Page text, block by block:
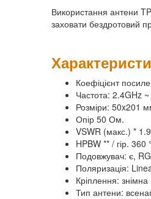
Використання антени
заховати бездротовий
Коефіцієнт
Частота: 2.4GHz
Розміри: 50x201
Опір 50 Ом.
VSWR (макс.) *
HPBW ** / гір. 360
Подовжувач: є,
Поляризація:
Кріплення: знімна
Тип антени: